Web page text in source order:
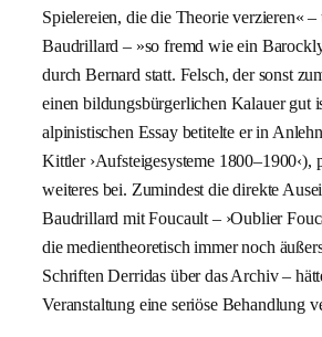
Spielereien, die die Theorie verzieren«
Baudrillard – »so fremd wie ein
durch Bernard statt. Felsch, der sonst
einen bildungsbürgerlichen Kalauer gut
alpinistischen Essay betitelte er in
Kittler ›Aufsteigesysteme 1800–1900‹),
weiteres bei. Zumindest die direkte
Baudrillard mit Foucault – ›Oublier
die medientheoretisch immer noch
Schriften Derridas über das Archiv –
Veranstaltung eine seriöse Behandlung